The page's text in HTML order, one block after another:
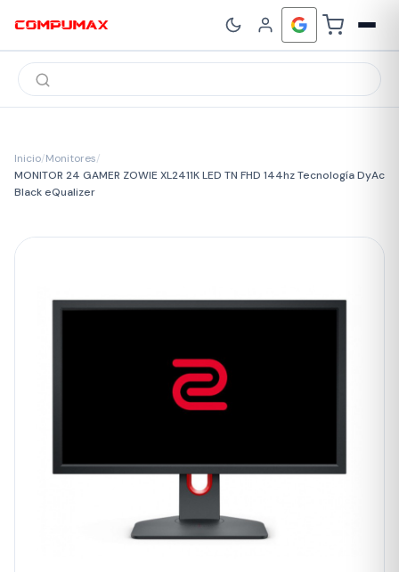
Búsqueda
de
productos
Inicio/Monitores/
MONITOR 24 GAMER ZOWIE XL2411K LED TN FHD 144hz Tecnología DyAc
Black eQualizer